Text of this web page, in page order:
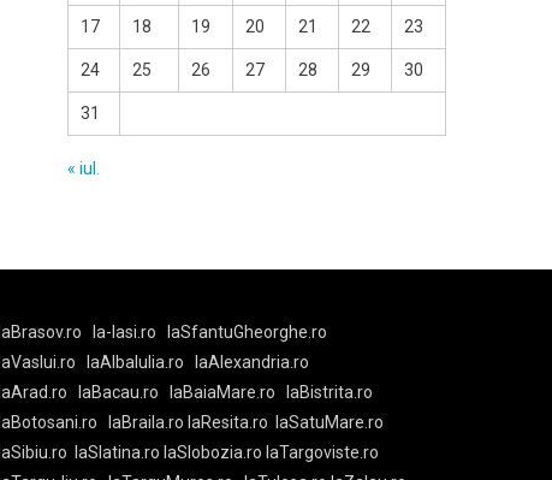
17 18 19 20 21 22 23
24 25 26 27 28 29 30
31
« iul.
laBrasov.ro la-Iasi.ro
laSfantuGheorghe.ro
laVaslui.ro
laAlbaIulia.ro
laAlexandria.ro
laArad.ro
laBacau.ro laBaiaMare.ro
laBistrita.ro
laBotosani.ro
laBraila.ro laResita.ro
laSatuMare.ro
laSibiu.ro
laSlatina.ro laSlobozia.ro laTargoviste.ro